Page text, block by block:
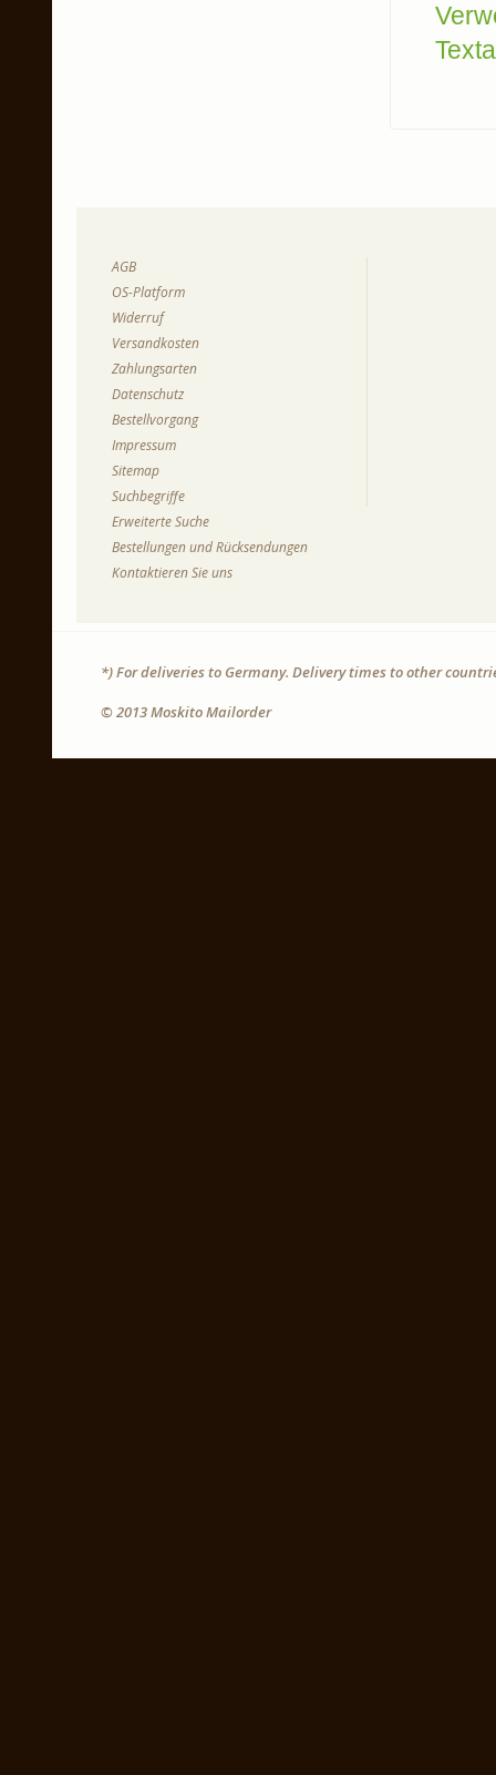
AGB
OS-Platform
Widerruf
Versandkosten
Zahlungsarten
Datenschutz
Bestellvorgang
Impressum
Sitemap
Suchbegriffe
Erweiterte Suche
Bestellungen und Rücksendungen
Kontaktieren Sie uns
*) For deliveries to Germany. Delivery times to other
© 2013 Moskito Mailorder